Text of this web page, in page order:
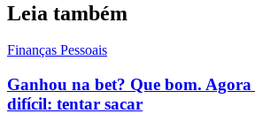
Leia também
Finanças Pessoais
Ganhou na bet? Que bom.
difícil: tentar sacar